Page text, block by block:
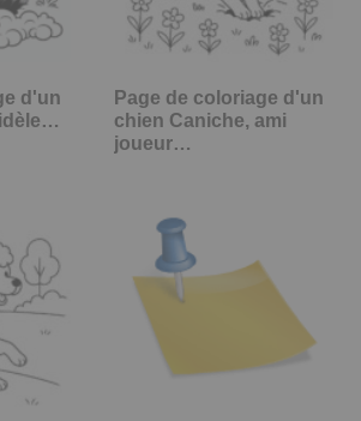
d'un
Page de coloriage d'un
chien Caniche, ami
joueur…